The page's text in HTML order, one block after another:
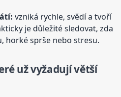
vzniká rychle, svědí a tvoří
je důležité sledovat, zda
horké sprše nebo stresu.
už vyžadují větší